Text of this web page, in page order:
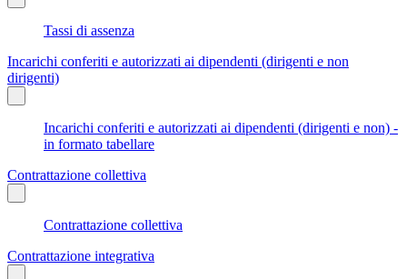
Tassi di assenza
Incarichi conferiti e autorizzati ai dipendenti (dirigenti e non
dirigenti)
Incarichi conferiti e autorizzati ai dipendenti (dirigenti e non) -
in formato tabellare
Contrattazione collettiva
Contrattazione collettiva
Contrattazione integrativa